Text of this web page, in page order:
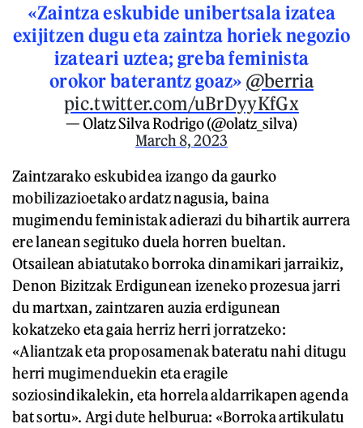
«Zaintza eskubide unibertsala izatea
exijitzen dugu eta zaintza horiek negozio
izateari uztea; greba feminista
orokor baterantz goaz» @berria
pic.twitter.com/uBrDyyKfGx
— Olatz Silva Rodrigo (@olatz_silva)
March 8, 2023
Zaintzarako eskubidea izango da gaurko
mobilizazioetako ardatz nagusia, baina
mugimendu feministak adierazi du bihartik aurrera
ere lanean segituko duela horren bueltan.
Otsailean abiatutako borroka dinamikari jarraikiz,
Denon Bizitzak Erdigunean izeneko prozesua jarri
du martxan, zaintzaren auzia erdigunean
kokatzeko eta gaia herriz herri jorratzeko:
«Aliantzak eta proposamenak bateratu nahi ditugu
herri mugimenduekin eta eragile
soziosindikalekin, eta horrela aldarrikapen agenda
bat sortu». Argi dute helburua: «Borroka artikulatu